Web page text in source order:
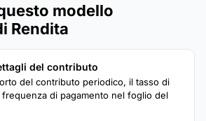
modello
Rendita
del contributo
del contributo periodico, il tasso di
di pagamento nel foglio del